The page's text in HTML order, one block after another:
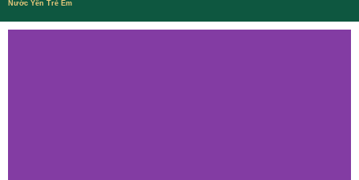
Nước Yến Trẻ Em